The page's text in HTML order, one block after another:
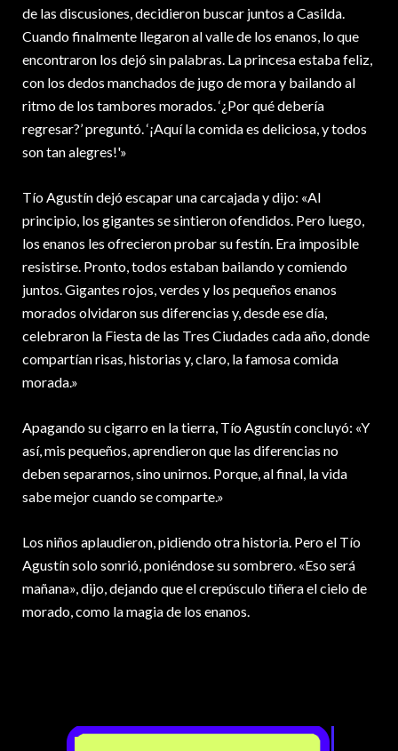
de las discusiones, decidieron buscar juntos a Casilda.
Cuando finalmente llegaron al valle de los enanos, lo que
encontraron los dejó sin palabras. La princesa estaba feliz,
con los dedos manchados de jugo de mora y bailando al
ritmo de los tambores morados. ‘¿Por qué debería
regresar?’ preguntó. ‘¡Aquí la comida es deliciosa, y todos
son tan alegres!'»
Tío Agustín dejó escapar una carcajada y dijo: «Al
principio, los gigantes se sintieron ofendidos. Pero luego,
los enanos les ofrecieron probar su festín. Era imposible
resistirse. Pronto, todos estaban bailando y comiendo
juntos. Gigantes rojos, verdes y los pequeños enanos
morados olvidaron sus diferencias y, desde ese día,
celebraron la Fiesta de las Tres Ciudades cada año, donde
compartían risas, historias y, claro, la famosa comida
morada.»
Apagando su cigarro en la tierra, Tío Agustín concluyó: «Y
así, mis pequeños, aprendieron que las diferencias no
deben separarnos, sino unirnos. Porque, al final, la vida
sabe mejor cuando se comparte.»
Los niños aplaudieron, pidiendo otra historia. Pero el Tío
Agustín solo sonrió, poniéndose su sombrero. «Eso será
mañana», dijo, dejando que el crepúsculo tiñera el cielo de
morado, como la magia de los enanos.